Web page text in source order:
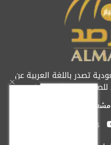
تصدر باللغة العربية عن
والنشر
العريفي